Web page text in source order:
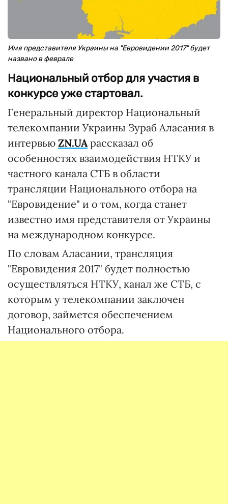
Имя представителя Украины на "Евровидении 2017" будет
названо в феврале
Национальный отбор для участия в
конкурсе уже стартовал.
Генеральный директор Национальный
телекомпании Украины Зураб Аласания в
интервью ZN.UAрассказал об
особенностях взаимодействия НТКУ и
частного канала СТБ в области
трансляции Национального отбора на
"Евровидение" и о том, когда станет
известно имя представителя от Украины
на международном конкурсе.
По словам Аласании, трансляция
"Евровидения 2017" будет полностью
осуществляться НТКУ, канал же СТБ, с
которым у телекомпании заключен
договор, займется обеспечением
Национального отбора.